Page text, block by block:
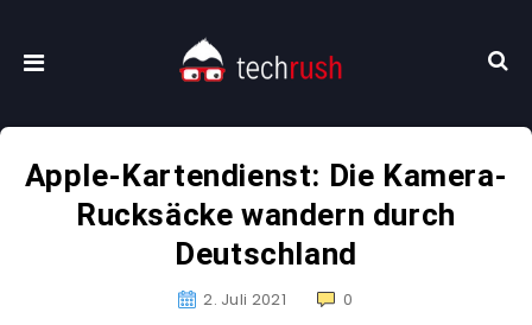
Apple-Kartendienst: Die Kamera-
Rucksäcke wandern durch
Deutschland
2. Juli 2021 0